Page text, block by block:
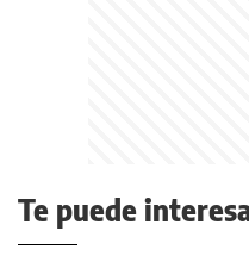
Te puede